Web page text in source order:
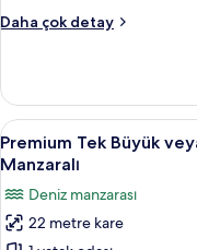
fotoğrafları
Daha çok detay
Superior
Oda,
Deniz
Manzaralı
hakkında
fazla
detay
Premium
Tek
veya
İki
23
Premium Tek Büyük
Manzaralı
Deniz manzarası
22 metre kare